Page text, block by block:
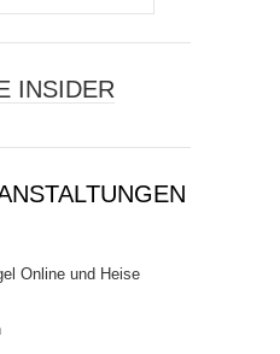
INSIDER
Online und Heise